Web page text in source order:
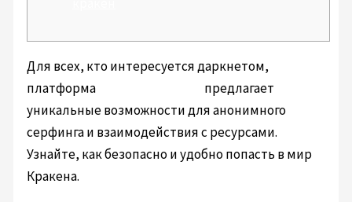
Для всех, кто интересуется даркнетом,
платформа
предлагает
уникальные возможности для анонимного
серфинга и взаимодействия с ресурсами.
Узнайте, как безопасно и удобно попасть в мир
Кракена.